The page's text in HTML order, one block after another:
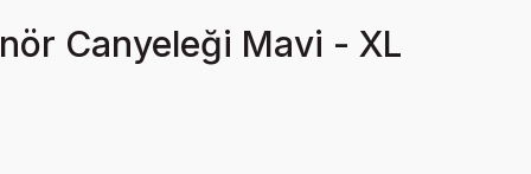
Canyeleği Mavi - XL